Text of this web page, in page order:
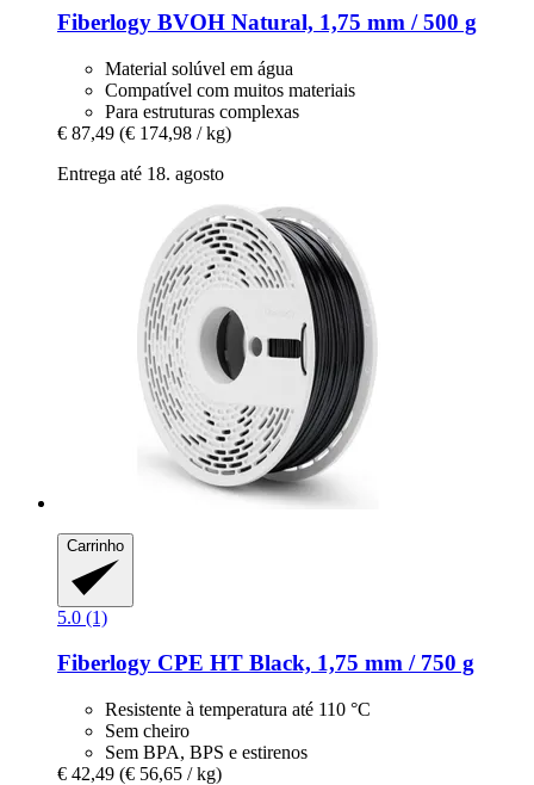
Fiberlogy BVOH Natural, 1,75 mm / 500 g
Material solúvel em água
Compatível com muitos materiais
Para estruturas complexas
€ 87,49 (€ 174,98 / kg)
Entrega até 18. agosto
Carrinho
5.0 (1)
Fiberlogy CPE HT Black, 1,75 mm / 750 g
Resistente à temperatura até 110 °C
Sem cheiro
Sem BPA, BPS e estirenos
€ 42,49 (€ 56,65 / kg)